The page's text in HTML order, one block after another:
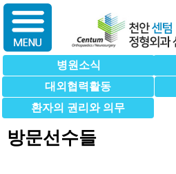
병원소식
대외협력활동
환자의 권리와 의무
방문선수들